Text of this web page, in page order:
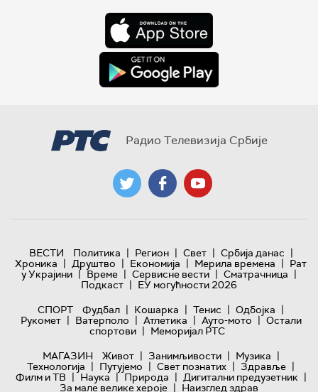
Радио Телевизија Србије
ВЕСТИ Политика | Регион | Свет | Србија данас |
Хроника | Друштво | Економија | Мерила времена | Рат
у Украјини | Време | Сервисне вести | Сматрачница |
Подкаст | ЕУ могућности 2026
СПОРТ
Фудбал | Кошарка | Тенис | Одбојка |
Рукомет | Ватерполо | Атлетика | Ауто-мото | Остали
спортови | Меморијал РТС
МАГАЗИН
Живот | Занимљивости | Музика |
Технологијa | Путујемо | Свет познатих | Здравље |
Филм и ТВ | Наука | Природа | Дигитални предузетник |
За мале велике хероје | Наизглед здрав